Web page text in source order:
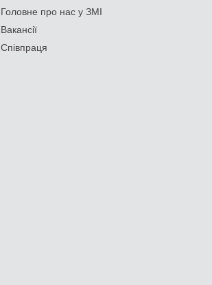
Головне про нас у ЗМІ
Вакансії
Співпраця